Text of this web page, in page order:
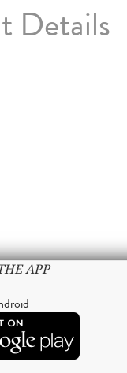
Details
APP